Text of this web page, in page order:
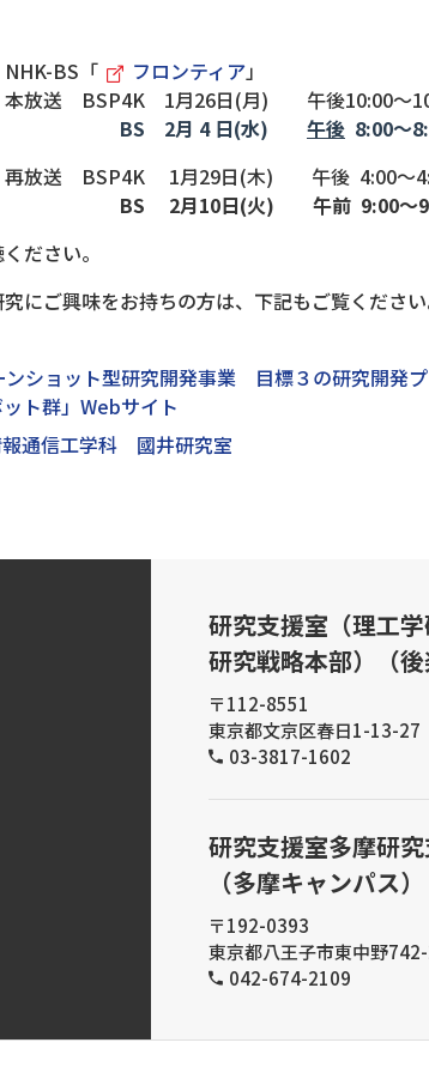
BS「 フロンティア」
本放送 BSP4K 1月26日(月) 午後10:00～
BS 2月 4 日(水) 午後 8:00～
1月29日(木) 午後 4:00～
BS 2月10日(火) 午前 9:00～
ださい。
にご興味をお持ちの方は、下記もご覧ください
ンショット型研究開発事業 目標３の研究開発
ト群」Webサイト
報通信工学科 國井研究室
研究支援室（理工
研究戦略本部）（後
〒112-8551
東京都文京区春日1-13-27
03-3817-1602
研究支援室多摩研究
（多摩キャンパス）
〒192-0393
東京都八王子市東中野
042-674-2109